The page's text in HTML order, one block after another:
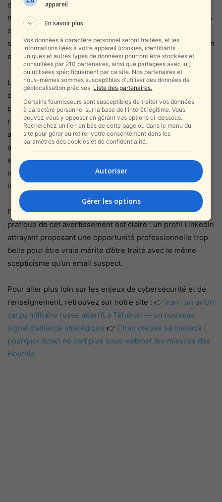
de communication. La vigilance contre l’espionnage,
naturellement aiguisée dans les échanges d’emails ou lors
de conversations téléphoniques, a tendance à se relâcher
sur une plateforme que les gens utilisent pour chercher un
emploi ou élargir leur réseau.
L’alerte des Five Eyes s’inscrit dans un contexte de
durcissement généralisé des tensions entre les
puissances occidentales et la Chine sur le terrain du
renseignement. Au-delà des activités numériques, les
agences de contre-espionnage américaine, britannique et
australienne ont multiplié ces dernières années les mises
en garde contre des tentatives chinoises d’infiltrer les
universités, les entreprises technologiques et les
institutions gouvernementales.
Pour les personnels de sécurité et de défense, la leçon
pratique de cet avertissement est claire : un profil LinkedIn
attrayant proposant une opportunité professionnelle trop
belle pour être vraie mérite d’être traité avec le même
scepticisme qu’un email suspect.
Pour aller plus loin sur les enjeux de cybersécurité et de
renseignement, retrouvez sur notre site : 👉 Iran : un avion
cargo militaire russe atterrit à Téhéran — un nouveau
signal d’alliance stratégique 👉 L’Iran creuse sa menace :
pourquoi Israël ne doit plus sous-estimer les missiles des
Houthis
appareil
En savoir plus
Vos données à caractère personnel seront traitées, et les
informations liées à votre appareil (cookies, identifiants
uniques et autres types de données) pourront être stockées et
consultées par 210 partenaires, ainsi que partagées avec lui,
ou utilisées spécifiquement par ce site. Nos partenaires et
nous-mêmes sommes susceptibles d'utiliser des données de
géolocalisation précises. Liste des partenaires.
Certains fournisseurs sont susceptibles de traiter vos données
à caractère personnel sur la base de l'intérêt légitime. Vous
pouvez vous y opposer en gérant vos options ci-dessous.
Recherchez un lien en bas de cette page ou dans le menu du
site pour gérer ou retirer votre consentement dans les
paramètres des cookies et de confidentialité.
Autoriser
Gérer les options